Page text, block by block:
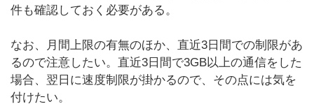
件も確認しておく必要がある。
なお、月間上限の有無のほか、直近3日間での制限があ
るので注意したい。直近3日間で3GB以上の通信をした
場合、翌日に速度制限が掛かるので、その点には気を
付けたい。